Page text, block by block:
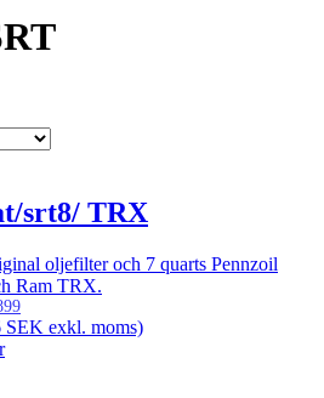
srt8/ TRX
oljefilter och 7 quarts Pennzoil
Ram TRX.
SEK exkl. moms)